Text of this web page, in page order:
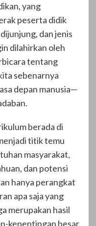
yang
peserta didik
dan jenis
dilahirkan oleh
tentang
sebenarnya
depan manusia—
berada di
titik temu
masyarakat,
dan potensi
hanya perangkat
apa saja yang
merupakan hasil
kepentingan besar